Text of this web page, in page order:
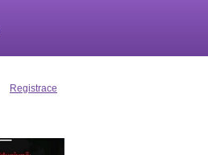
Registrace